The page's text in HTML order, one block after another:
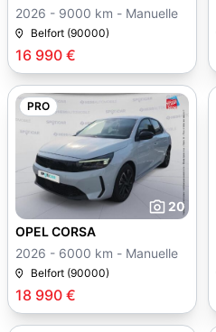
16 990 €
2026 - 9000 km - Manuelle
Belfort (90000)
PRO
20
18 990 €
OPEL CORSA
2026 - 6000 km - Manuelle
Belfort (90000)